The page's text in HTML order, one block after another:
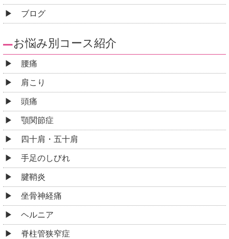
ブログ
お悩み別コース紹介
腰痛
肩こり
頭痛
顎関節症
四十肩・五十肩
手足のしびれ
腱鞘炎
坐骨神経痛
ヘルニア
脊柱管狭窄症